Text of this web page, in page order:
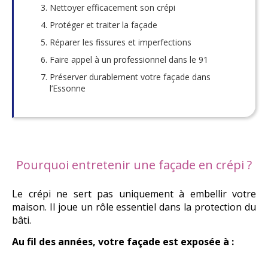
Nettoyer efficacement son crépi
Protéger et traiter la façade
Réparer les fissures et imperfections
Faire appel à un professionnel dans le 91
Préserver durablement votre façade dans
l’Essonne
Pourquoi entretenir une façade en crépi ?
Le crépi ne sert pas uniquement à embellir votre
maison. Il joue un rôle essentiel dans la protection du
bâti.
Au fil des années, votre façade est exposée à :